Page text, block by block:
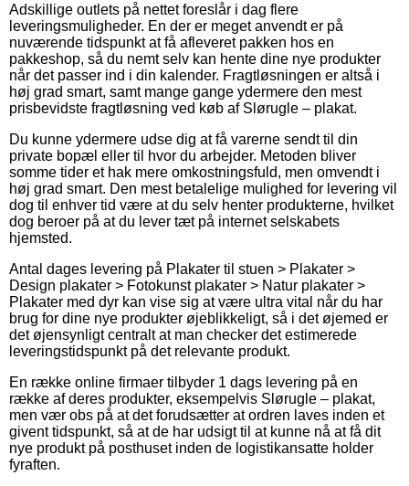
Adskillige outlets på nettet foreslår i dag flere
leveringsmuligheder. En der er meget anvendt er på
nuværende tidspunkt at få afleveret pakken hos en
pakkeshop, så du nemt selv kan hente dine nye produkter
når det passer ind i din kalender. Fragtløsningen er altså i
høj grad smart, samt mange gange ydermere den mest
prisbevidste fragtløsning ved køb af Slørugle – plakat.
Du kunne ydermere udse dig at få varerne sendt til din
private bopæl eller til hvor du arbejder. Metoden bliver
somme tider et hak mere omkostningsfuld, men omvendt i
høj grad smart. Den mest betalelige mulighed for levering vil
dog til enhver tid være at du selv henter produkterne, hvilket
dog beroer på at du lever tæt på internet selskabets
hjemsted.
Antal dages levering på Plakater til stuen > Plakater >
Design plakater > Fotokunst plakater > Natur plakater >
Plakater med dyr kan vise sig at være ultra vital når du har
brug for dine nye produkter øjeblikkeligt, så i det øjemed er
det øjensynligt centralt at man checker det estimerede
leveringstidspunkt på det relevante produkt.
En række online firmaer tilbyder 1 dags levering på en
række af deres produkter, eksempelvis Slørugle – plakat,
men vær obs på at det forudsætter at ordren laves inden et
givent tidspunkt, så at de har udsigt til at kunne nå at få dit
nye produkt på posthuset inden de logistikansatte holder
fyraften.